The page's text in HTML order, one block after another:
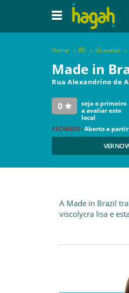
Home RS Gravataí
Made in
Rua Alexandrino de
0
seja o primeiro
a avaliar este
local
FECHADO -Aberto a
VER NO
A Made in Brazil
viscolycra lisa e